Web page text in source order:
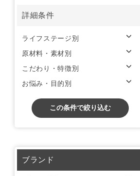
詳細条件
ライフステージ別
原材料・素材別
こだわり・特徴別
お悩み・目的別
この条件で絞り込む
ブランド